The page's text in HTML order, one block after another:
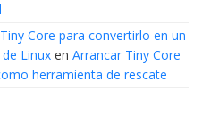
Core para convertirlo en un
Linuxen Arrancar Tiny Core
herramienta de rescate